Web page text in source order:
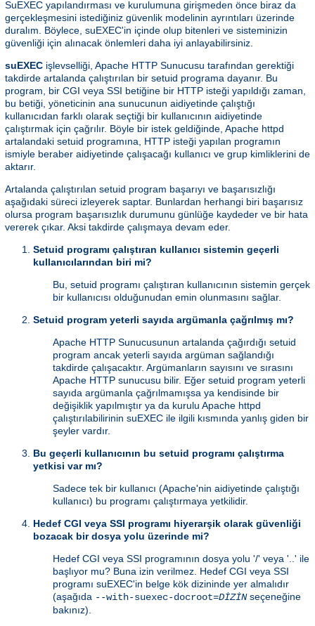
SuEXEC yapılandırması ve kurulumuna girişmeden önce biraz da
gerçekleşmesini istediğiniz güvenlik modelinin ayrıntıları üzerinde
duralım. Böylece, suEXEC'in içinde olup bitenleri ve sisteminizin
güvenliği için alınacak önlemleri daha iyi anlayabilirsiniz.
suEXEC işlevselliği, Apache HTTP Sunucusu tarafından gerektiği
takdirde artalanda çalıştırılan bir setuid programa dayanır. Bu
program, bir CGI veya SSI betiğine bir HTTP isteği yapıldığı zaman,
bu betiği, yöneticinin ana sunucunun aidiyetinde çalıştığı
kullanıcıdan farklı olarak seçtiği bir kullanıcının aidiyetinde
çalıştırmak için çağrılır. Böyle bir istek geldiğinde, Apache httpd
artalandaki setuid programına, HTTP isteği yapılan programın
ismiyle beraber aidiyetinde çalışacağı kullanıcı ve grup kimliklerini de
aktarır.
Artalanda çalıştırılan setuid program başarıyı ve başarısızlığı
aşağıdaki süreci izleyerek saptar. Bunlardan herhangi biri başarısız
olursa program başarısızlık durumunu günlüğe kaydeder ve bir hata
vererek çıkar. Aksi takdirde çalışmaya devam eder.
Setuid programı çalıştıran kullanıcı sistemin geçerli
kullanıcılarından biri mi?
Bu, setuid programı çalıştıran kullanıcının sistemin gerçek
bir kullanıcısı olduğunudan emin olunmasını sağlar.
Setuid program yeterli sayıda argümanla çağrılmış mı?
Apache HTTP Sunucusunun artalanda çağırdığı setuid
program ancak yeterli sayıda argüman sağlandığı
takdirde çalışacaktır. Argümanların sayısını ve sırasını
Apache HTTP sunucusu bilir. Eğer setuid program yeterli
sayıda argümanla çağrılmamışsa ya kendisinde bir
değişiklik yapılmıştır ya da kurulu Apache httpd
çalıştırılabilirinin suEXEC ile ilgili kısmında yanlış giden bir
şeyler vardır.
Bu geçerli kullanıcının bu setuid programı çalıştırma
yetkisi var mı?
Sadece tek bir kullanıcı (Apache'nin aidiyetinde çalıştığı
kullanıcı) bu programı çalıştırmaya yetkilidir.
Hedef CGI veya SSI programı hiyerarşik olarak güvenliği
bozacak bir dosya yolu üzerinde mi?
Hedef CGI veya SSI programının dosya yolu '/' veya '..' ile
başlıyor mu? Buna izin verilmez. Hedef CGI veya SSI
programı suEXEC'in belge kök dizininde yer almalıdır
(aşağıda --with-suexec-docroot=DİZİNseçeneğine
bakınız).